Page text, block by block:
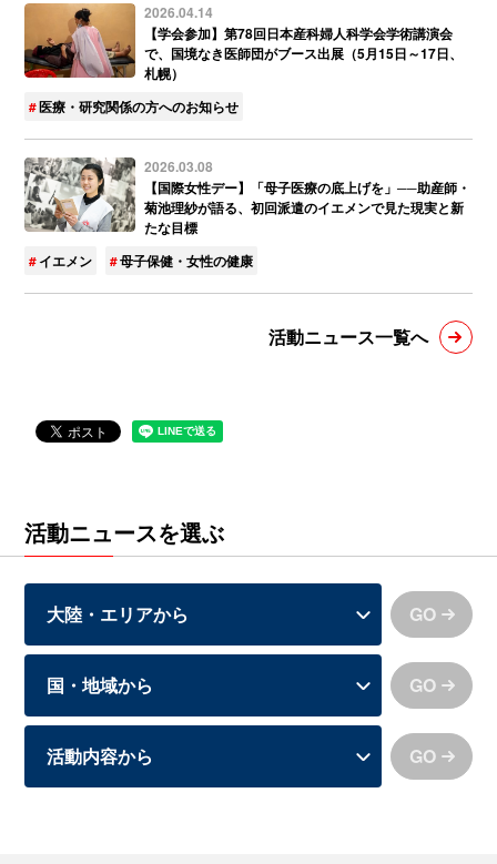
2026.04.14
【学会参加】第78回日本産科婦人科学会学術講演会
で、国境なき医師団がブース出展（5月15日～17日、
札幌）
医療・研究関係の方へのお知らせ
2026.03.08
【国際女性デー】「母子医療の底上げを」──助産師・
菊池理紗が語る、初回派遣のイエメンで見た現実と新
たな目標
イエメン
母子保健・女性の健康
活動ニュース一覧へ
活動ニュースを選ぶ
GO
GO
GO